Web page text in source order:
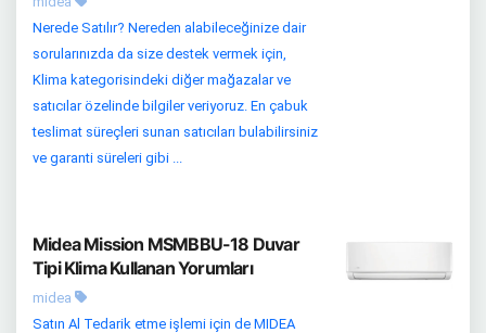
Nerede Satılır? Nereden alabileceğinize dair
sorularınızda da size destek vermek için,
Klima kategorisindeki diğer mağazalar ve
satıcılar özelinde bilgiler veriyoruz. En çabuk
teslimat süreçleri sunan satıcıları bulabilirsiniz
ve garanti süreleri gibi ...
Midea Mission MSMBBU-18 Duvar
Tipi Klima Kullanan Yorumları
midea
Satın Al Tedarik etme işlemi için de MIDEA